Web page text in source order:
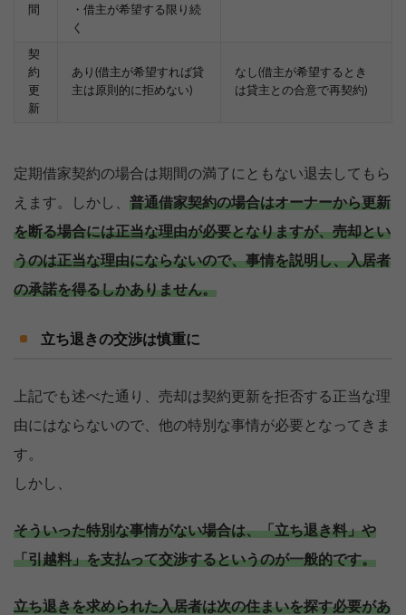
間
・借主が希望する限り続
く
契
約
更
新
あり(借主が希望すれば貸
主は原則的に拒めない)
なし(借主が希望するとき
は貸主との合意で再契約)
定期借家契約の場合は期間の満了にともない退去してもら
えます。しかし、 普通借家契約の場合はオーナーから更新
を断る場合には正当な理由が必要となりますが、売却とい
うのは正当な理由にならないので、事情を説明し、入居者
の承諾を得るしかありません。
立ち退きの交渉は慎重に
上記でも述べた通り、売却は契約更新を拒否する正当な理
由にはならないので、他の特別な事情が必要となってきま
す。
しかし、
そういった特別な事情がない場合は、「立ち退き料」や
「引越料」を支払って交渉するというのが一般的です。
立ち退きを求められた入居者は次の住まいを探す必要があ